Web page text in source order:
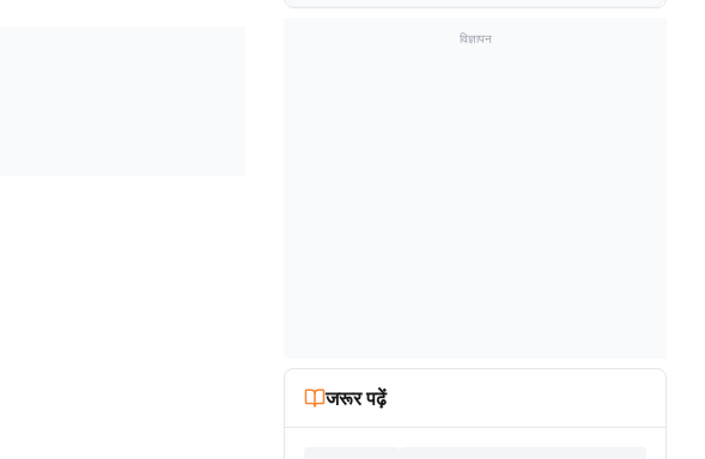
विज्ञापन
जरूर पढ़ें